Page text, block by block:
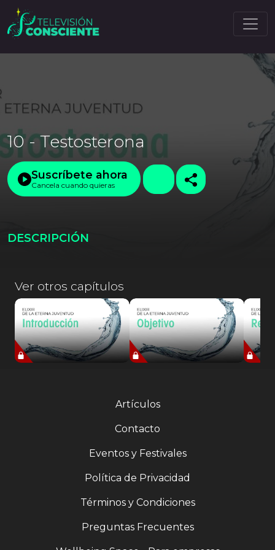
10 - Testosterona
Suscríbete ahora
Cancela cuando quieras
DESCRIPCIÓN
Ver otros capítulos
Artículos
Contacto
Eventos y Festivales
Política de Privacidad
Términos y Condiciones
Preguntas Frecuentes